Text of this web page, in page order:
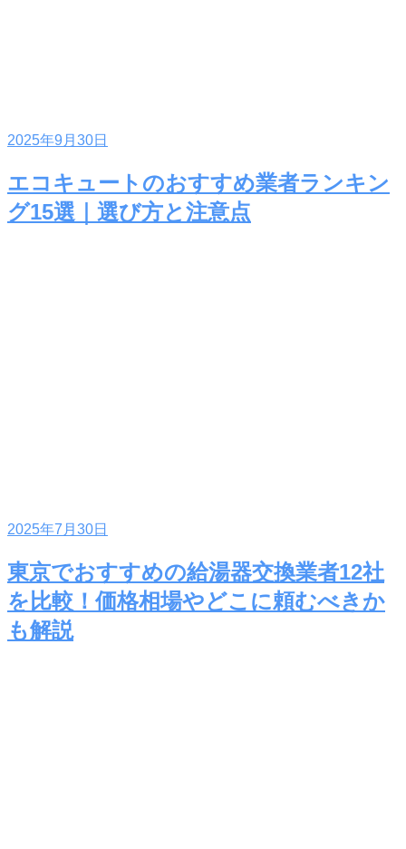
2025年9月30日
エコキュートのおすすめ業者ランキン
グ15選｜選び方と注意点
2025年7月30日
東京でおすすめの給湯器交換業者12社
を比較！価格相場やどこに頼むべきか
も解説